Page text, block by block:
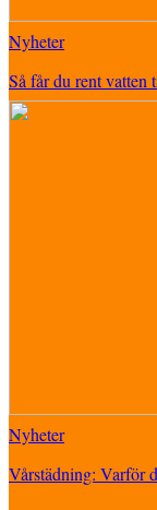
Nyheter
Så får du rent
Nyheter
Vårstädning: Varför